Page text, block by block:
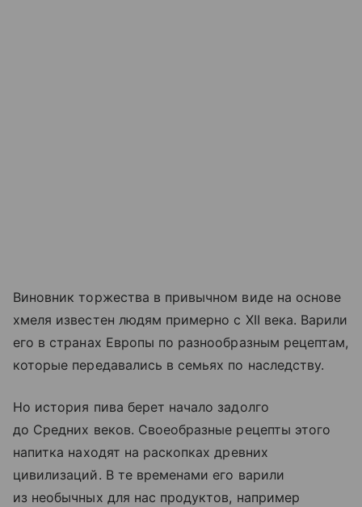
Виновник торжества в привычном виде на основе
хмеля известен людям примерно с XII века. Варили
его в странах Европы по разнообразным рецептам,
которые передавались в семьях по наследству.
Но история пива берет начало задолго
до Средних веков. Своеобразные рецепты этого
напитка находят на раскопках древних
цивилизаций. В те временами его варили
из необычных для нас продуктов, например